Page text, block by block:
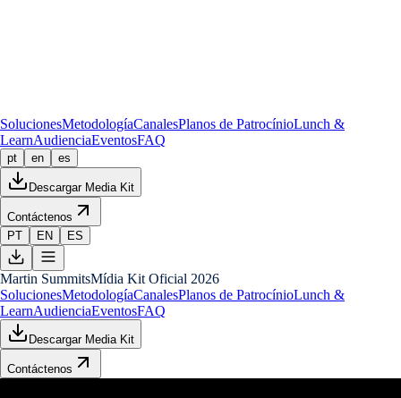
SolucionesMetodologíaCanalesPlanos de PatrocínioLunch &
LearnAudienciaEventosFAQ
pt en es
Descargar Media Kit
Contáctenos
PT
EN ES
Martin SummitsMídia Kit Oficial 2026
SolucionesMetodologíaCanalesPlanos de PatrocínioLunch &
LearnAudienciaEventosFAQ
Descargar Media Kit
Contáctenos